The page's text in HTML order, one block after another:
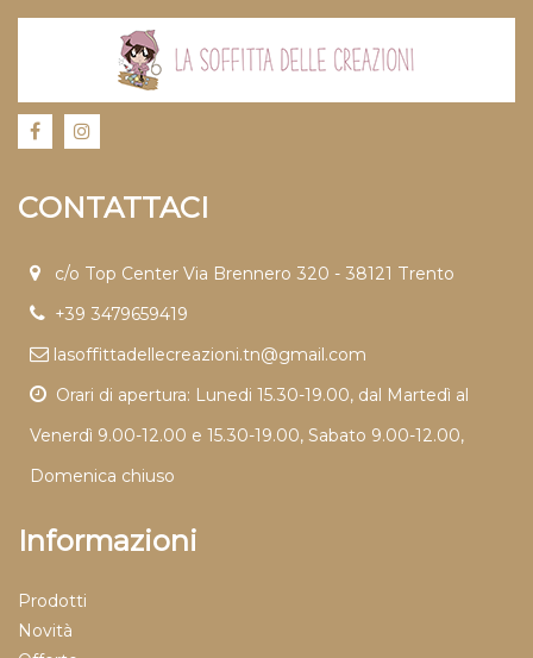
CONTATTACI
c/o Top Center Via Brennero 320 - 38121 Trento
+39 3479659419
lasoffittadellecreazioni.tn@gmail.com
Orari di apertura: Lunedi 15.30-19.00, dal Martedì al
Venerdì 9.00-12.00 e 15.30-19.00, Sabato 9.00-12.00,
Domenica chiuso
Informazioni
Prodotti
Novità